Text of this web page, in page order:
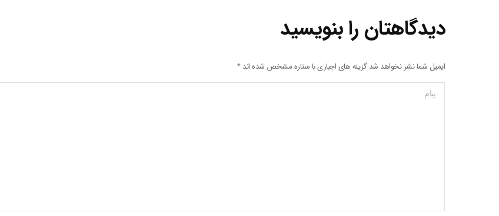
دیدگاهتان را بنویسید
ایمیل شما نشر نخواهد شد گزینه های اجباری با ستاره مشخص شده اند*
پیام